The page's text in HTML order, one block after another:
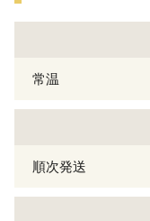
常温
順次発送